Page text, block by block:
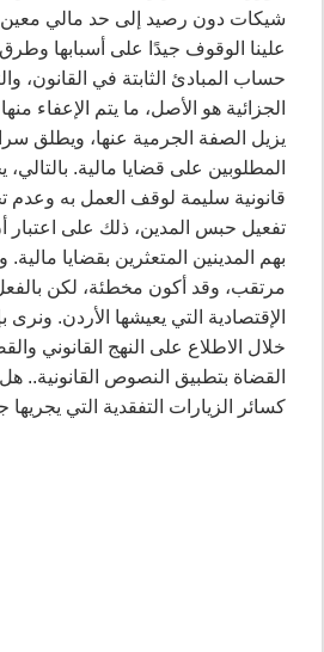
شيكات دون رصيد إلى حد مالي معين.
علينا الوقوف جيدًا على أسبابها
حساب المبادئ الثابتة في القانون،
الجزائية هو الأصل، ما يتم الإعفاء
يزيل الصفة الجرمية عنها، ويطلق
قانونية سليمة لوقف العمل به وعدم
تفعيل حبس المدين، ذلك على اعتبار
بهم المدينين المتعثرين بقضايا
مرتقب، وقد أكون مخطئة، لكن
الإقتصادية التي يعيشها الأردن.
خلال الاطلاع على النهج القانوني
القضاة بتطبيق النصوص القانونية..
كسائر الزيارات التفقدية التي